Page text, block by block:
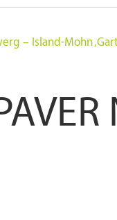
– Island-Mohn